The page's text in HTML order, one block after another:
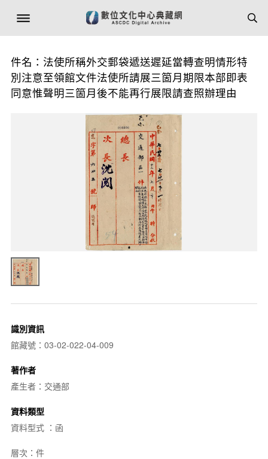
件名：法使所稱外交郵袋遞送遲延當轉查明情形特
別注意至領館文件法使所請展三箇月期限本部即表
同意惟聲明三箇月後不能再行展限請查照辦理由
識別資訊
館藏號：03-02-022-04-009
著作者
產生者：交通部
資料類型
資料型式 ：函
層次：件